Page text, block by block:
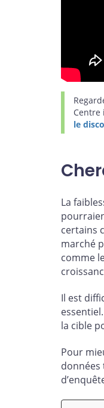
Centre
le
La
certains
marché
comme
Il est
la cible
Pour
données